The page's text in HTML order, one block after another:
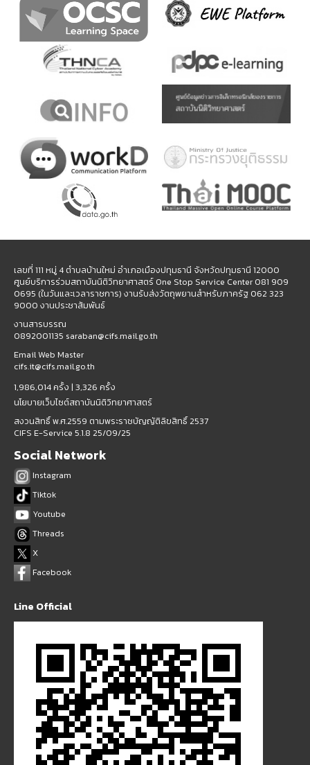
เลขที่ 111 หมู่ 4 ตำบลบ้านใหม่ อำเภอเมืองปทุมธานี จังหวัดปทุมธานี 12000
ศูนย์บริการร่วมสถาบันนิติวิทยาศาสตร์ One Stop Service Center 081 909
0695 (ในวันและเวลาราชการ) งานรับส่งวัตถุพยานสำหรับภาครัฐ 062 323
9000 งานประชาสัมพันธ์
งานสารบรรณ
0892001135 saraban@cifs.mail.go.th
Email Web Master
cifs.it@cifs.mail.go.th
1,986,014 ครั้ง | 3,326 ครั้ง
นโยบายเว็บไซต์สถาบันนิติวิทยาศาสตร์
สงวนสิทธิ์ พ.ศ.2559 ตามพระราชบัญญัติลิขสิทธิ์ 2537
CIFS E-Service 5.1.8 25/09/25
Social Network
Instagram
Tiktok
Youtube
Threads
X
Facebook
Line Official